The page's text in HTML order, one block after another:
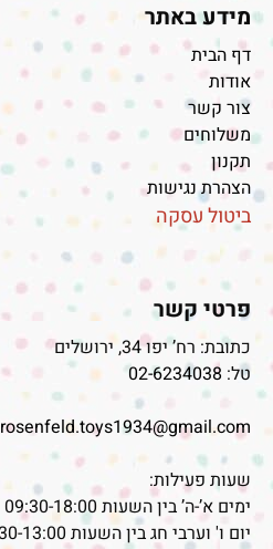
מידע באתר
דף הבית
אודות
צור קשר
משלוחים
תקנון
הצהרת נגישות
ביטול עסקה
פרטי קשר
כתובת: רח’ יפו 34, ירושלים
טל: 02-6234038
rosenfeld.toys1934@gmail.com
שעות פעילות:
ימים א’-ה’ בין השעות 09:30-18:00
יום ו' וערבי חג בין השעות 09:30-13:00